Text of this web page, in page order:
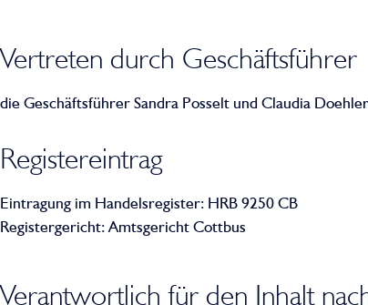
Vertreten durch Geschäftsführer
die Geschäftsführer Sandra Posselt und Claudia
Registereintrag
Eintragung im Handelsregister: HRB 9250 CB
Registergericht: Amtsgericht Cottbus
Verantwortlich für den Inhalt